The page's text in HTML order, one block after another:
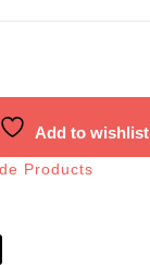
Add to wishlist
Products